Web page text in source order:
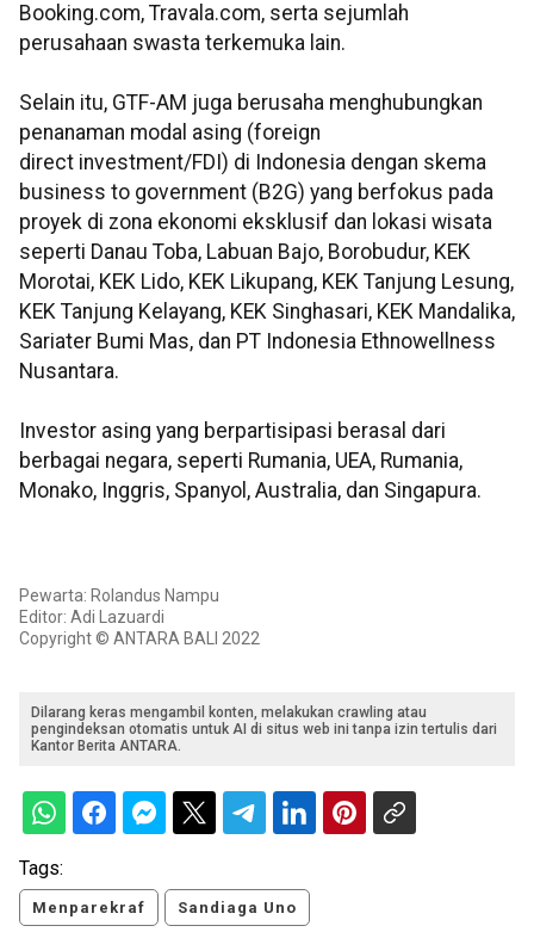
Booking.com, Travala.com, serta sejumlah
perusahaan swasta terkemuka lain.
Selain itu, GTF-AM juga berusaha menghubungkan
penanaman modal asing (foreign
direct investment/FDI) di Indonesia dengan skema
business to government (B2G) yang berfokus pada
proyek di zona ekonomi eksklusif dan lokasi wisata
seperti Danau Toba, Labuan Bajo, Borobudur, KEK
Morotai, KEK Lido, KEK Likupang, KEK Tanjung Lesung,
KEK Tanjung Kelayang, KEK Singhasari, KEK Mandalika,
Sariater Bumi Mas, dan PT Indonesia Ethnowellness
Nusantara.
Investor asing yang berpartisipasi berasal dari
berbagai negara, seperti Rumania, UEA, Rumania,
Monako, Inggris, Spanyol, Australia, dan Singapura.
Pewarta: Rolandus Nampu
Editor: Adi Lazuardi
Copyright © ANTARA BALI 2022
Dilarang keras mengambil konten, melakukan crawling atau
pengindeksan otomatis untuk AI di situs web ini tanpa izin tertulis dari
Kantor Berita ANTARA.
Tags:
Menparekraf Sandiaga Uno